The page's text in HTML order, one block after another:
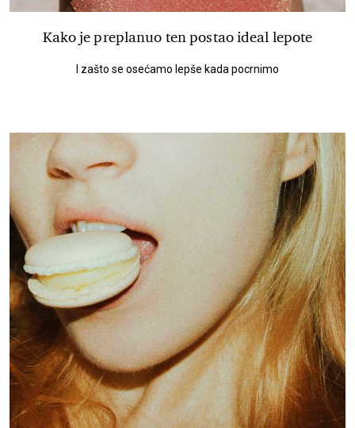
Kako je preplanuo ten postao ideal lepote
I zašto se osećamo lepše kada pocrnimo